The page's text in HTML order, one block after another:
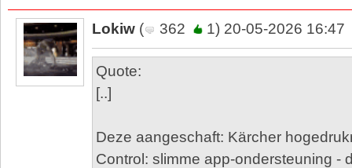
Lokiw ( 362 1) 20-05-2026 16:47
Quote:
[..]
Deze aangeschaft: Kärcher
Control: slimme app-ondersteuning -